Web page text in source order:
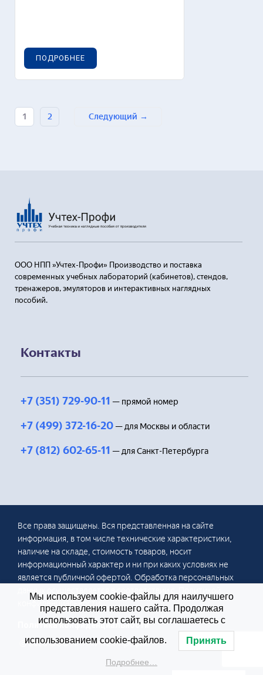
ПОДРОБНЕЕ
1 2 Следующий
ООО НПП »Учтех-Профи» Производство и поставка
современных учебных лабораторий (кабинетов), стендов,
тренажеров, эмуляторов и интерактивных наглядных
пособий.
Контакты
+7 (351) 729-90-11 — прямой номер
+7 (499) 372-16-20 — для Москвы и области
+7 (812) 602-65-11 — для Санкт-Петербурга
Все права защищены. Вся представленная на сайте
информация, в том числе технические характеристики,
наличие на складе, стоимость товаров, носит
информационный характер и ни при каких условиях не
является публичной офертой. Обработка персональных
данных осуществляется в соответствии с Политикой
конфиденциальности.
Политика конфиденциальности
© 2026 ООО НПП «Учтех-Профи»
Мы используем cookie-файлы для наилучшего
представления нашего сайта. Продолжая
использовать этот сайт, вы соглашаетесь с
использованием cookie-файлов. Принять
Подробнее…